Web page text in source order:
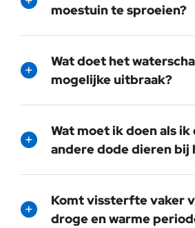
moestuin te sproeien?
Wat doet het
mogelijke uitbraak?
Wat moet ik doen als
andere dode dieren bij
Komt vissterfte vaker
droge en warme